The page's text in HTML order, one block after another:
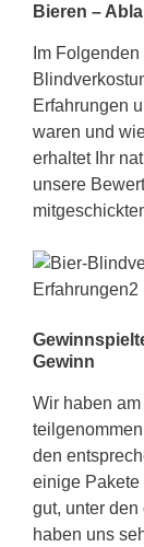
Bieren –
Im
Erfahrungen
waren und
erhaltet Ihr
unsere
Gewinn
Wir haben
den
einige Pakete
gut, unter
haben uns